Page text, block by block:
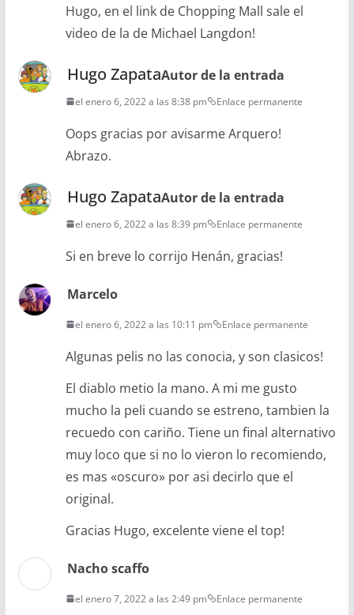
Hugo, en el link de Chopping Mall sale el
video de la de Michael Langdon!
Hugo ZapataAutor de la entrada
el enero 6, 2022 a las 8:38 pm Enlace permanente
Oops gracias por avisarme Arquero!
Abrazo.
Hugo ZapataAutor de la entrada
el enero 6, 2022 a las 8:39 pm Enlace permanente
Si en breve lo corrijo Henán, gracias!
Marcelo
el enero 6, 2022 a las 10:11 pm Enlace permanente
Algunas pelis no las conocia, y son clasicos!
El diablo metio la mano. A mi me gusto
mucho la peli cuando se estreno, tambien la
recuedo con cariño. Tiene un final alternativo
muy loco que si no lo vieron lo recomiendo,
es mas «oscuro» por asi decirlo que el
original.
Gracias Hugo, excelente viene el top!
Nacho scaffo
el enero 7, 2022 a las 2:49 pm Enlace permanente